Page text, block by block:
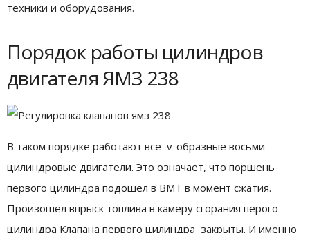
техники и оборудования.
Порядок работы цилиндров
двигателя ЯМЗ 238
В таком порядке работают все v-образные восьми
цилиндровые двигатели. Это означает, что поршень
первого цилиндра подошел в ВМТ в момент сжатия.
Произошел впрыск топлива в камеру сгорания перого
цилиндра Клапана первого цилиндра закрыты. И именно